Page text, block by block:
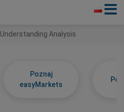
Understanding Analysis
Poznaj
easyMarkets